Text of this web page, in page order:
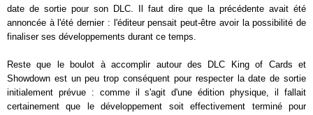
date de sortie pour son DLC. Il faut dire que la précédente avait été
annoncée à l'été dernier : l'éditeur pensait peut-être avoir la possibilité de
finaliser ses développements durant ce temps.
Reste que le boulot à accomplir autour des DLC King of Cards et
Showdown est un peu trop conséquent pour respecter la date de sortie
initialement prévue : comme il s'agit d'une édition physique, il fallait
certainement que le développement soit effectivement terminé pour